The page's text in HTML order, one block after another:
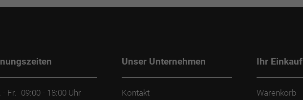
- Fr. 09:00 - 18:00 Uhr
Unser Unternehmen
Kontakt
Ihr Einkauf
Warenkorb